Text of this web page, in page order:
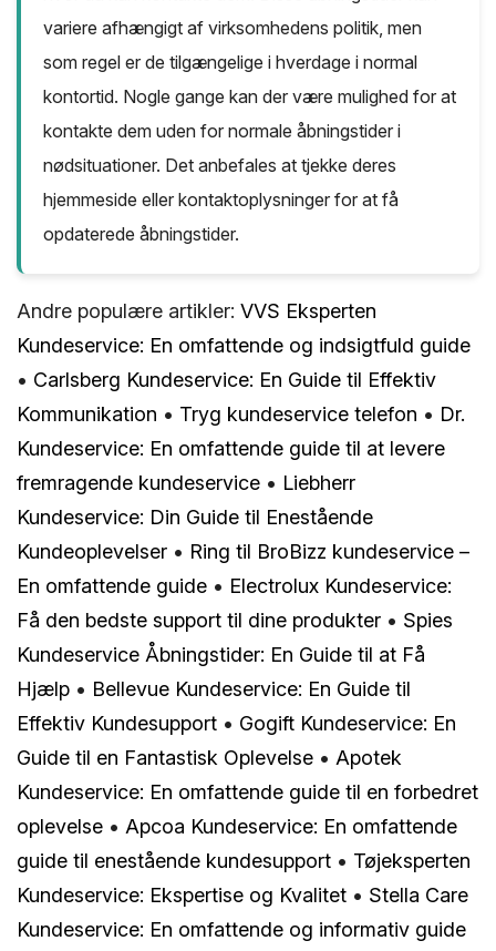
variere afhængigt af virksomhedens politik, men
som regel er de tilgængelige i hverdage i normal
kontortid. Nogle gange kan der være mulighed for at
kontakte dem uden for normale åbningstider i
nødsituationer. Det anbefales at tjekke deres
hjemmeside eller kontaktoplysninger for at få
opdaterede åbningstider.
Andre populære artikler: VVS Eksperten
Kundeservice: En omfattende og indsigtfuld guide
• Carlsberg Kundeservice: En Guide til Effektiv
Kommunikation • Tryg kundeservice telefon • Dr.
Kundeservice: En omfattende guide til at levere
fremragende kundeservice • Liebherr
Kundeservice: Din Guide til Enestående
Kundeoplevelser • Ring til BroBizz kundeservice –
En omfattende guide • Electrolux Kundeservice:
Få den bedste support til dine produkter • Spies
Kundeservice Åbningstider: En Guide til at Få
Hjælp • Bellevue Kundeservice: En Guide til
Effektiv Kundesupport • Gogift Kundeservice: En
Guide til en Fantastisk Oplevelse • Apotek
Kundeservice: En omfattende guide til en forbedret
oplevelse • Apcoa Kundeservice: En omfattende
guide til enestående kundesupport • Tøjeksperten
Kundeservice: Ekspertise og Kvalitet • Stella Care
Kundeservice: En omfattende og informativ guide